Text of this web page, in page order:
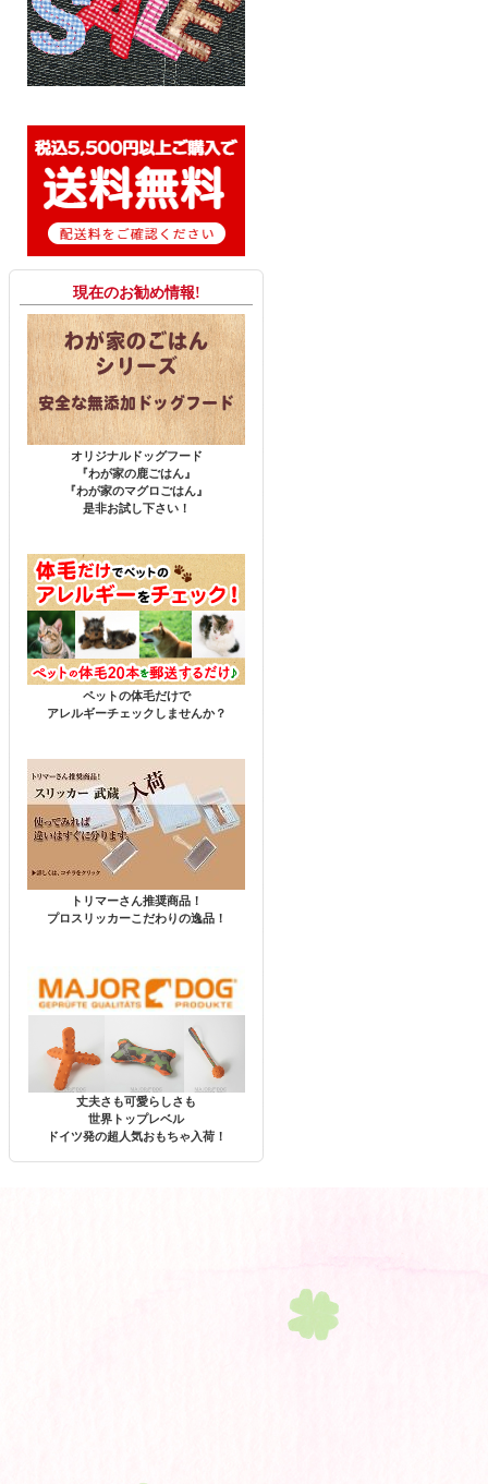
現在のお勧め情報!
オリジナルドッグフード
『わが家の鹿ごはん』
『わが家のマグロごはん』
是非お試し下さい！
ペットの体毛だけで
アレルギーチェックしませんか？
トリマーさん推奨商品！
プロスリッカーこだわりの逸品！
丈夫さも可愛らしさも
世界トップレベル
ドイツ発の超人気おもちゃ入荷！